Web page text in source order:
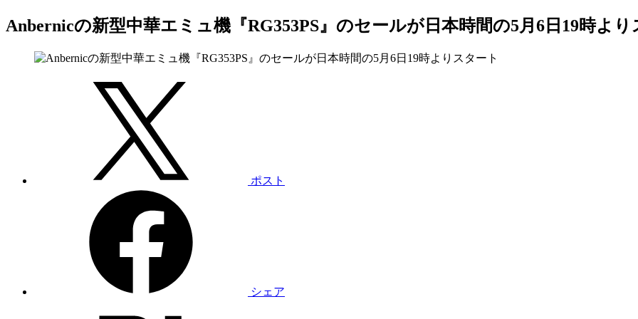
Anbernicの新型中華エミュ機『RG353PS』のセールが日本時間の5月6日19時より
ポスト
シェア